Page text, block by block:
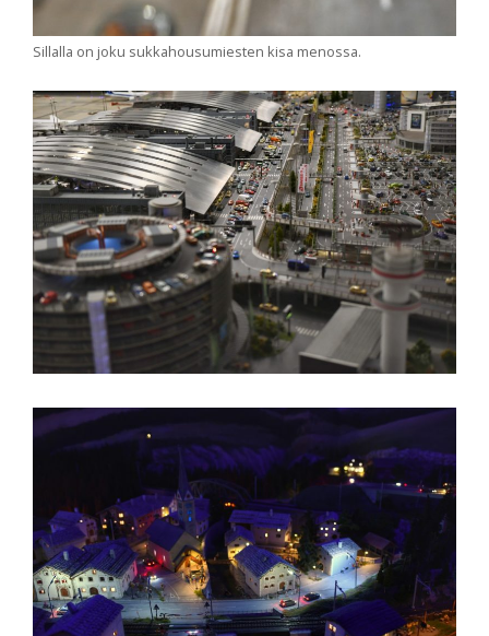
Sillalla on joku sukkahousumiesten kisa menossa.